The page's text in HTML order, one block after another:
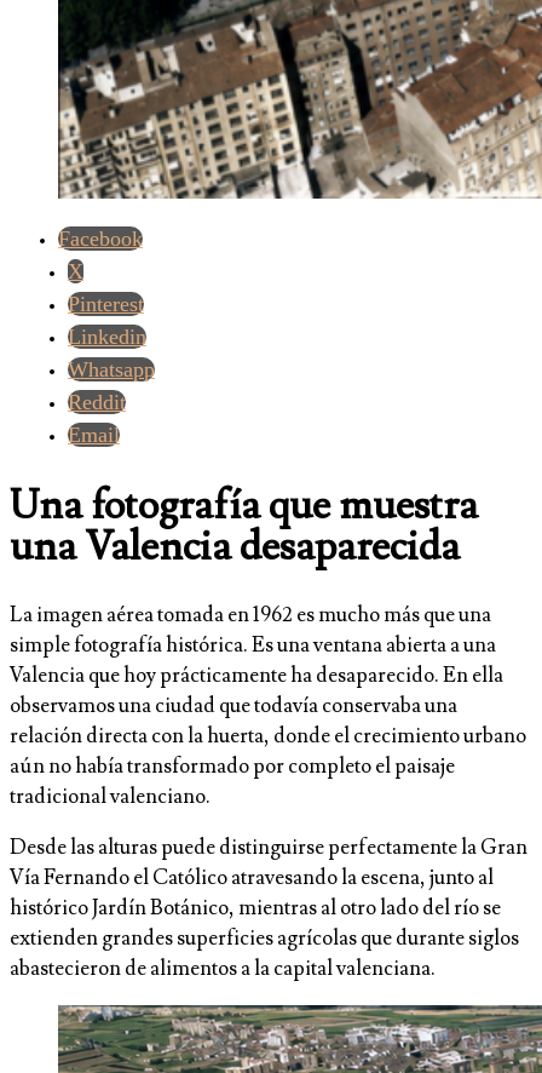
Facebook
X
Pinterest
Linkedin
Whatsapp
Reddit
Email
Una fotografía que muestra
una Valencia desaparecida
La imagen aérea tomada en 1962 es mucho más que una
simple fotografía histórica. Es una ventana abierta a una
Valencia que hoy prácticamente ha desaparecido. En ella
observamos una ciudad que todavía conservaba una
relación directa con la huerta, donde el crecimiento urbano
aún no había transformado por completo el paisaje
tradicional valenciano.
Desde las alturas puede distinguirse perfectamente la Gran
Vía Fernando el Católico atravesando la escena, junto al
histórico Jardín Botánico, mientras al otro lado del río se
extienden grandes superficies agrícolas que durante siglos
abastecieron de alimentos a la capital valenciana.